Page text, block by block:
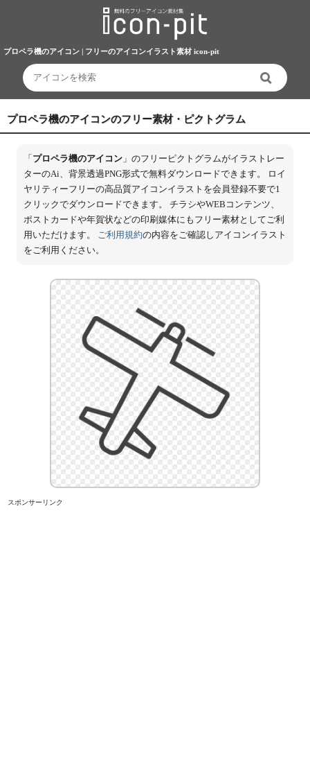
プロペラ機のアイコン | フリーのアイコンイラスト素材 icon-pit
プロペラ機のアイコンのフリー素材・ピクトグラム
「 プロペラ機のアイコン」のフリーピクトグラムがイラストレー
ターのAi、背景透過PNG形式で無料ダウンロードできます。 ロイ
ヤリティーフリーの高品質アイコンイラストを会員登録不要で1
クリックでダウンロードできます。 チラシやWEBコンテンツ、
ポストカードや年賀状などの印刷媒体にもフリー素材としてご利
用いただけます。 ご利用規約の内容をご確認しアイコンイラスト
をご利用ください。
スポンサーリンク